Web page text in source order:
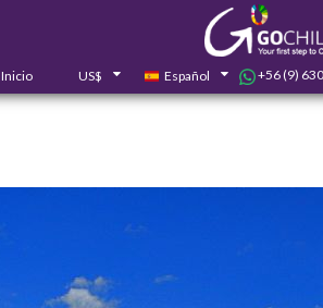
Inicio US$ Español +56 (9)